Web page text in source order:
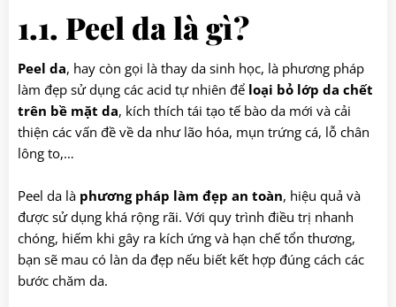
1.1. Peel da là gì?
Peel da, hay còn gọi là thay da sinh học, là phương pháp
làm đẹp sử dụng các acid tự nhiên để loại bỏ lớp da chết
trên bề mặt da, kích thích tái tạo tế bào da mới và cải
thiện các vấn đề về da như lão hóa, mụn trứng cá, lỗ chân
lông to,…
Peel da là phương pháp làm đẹp an toàn, hiệu quả và
được sử dụng khá rộng rãi. Với quy trình điều trị nhanh
chóng, hiếm khi gây ra kích ứng và hạn chế tổn thương,
bạn sẽ mau có làn da đẹp nếu biết kết hợp đúng cách các
bước chăm da.